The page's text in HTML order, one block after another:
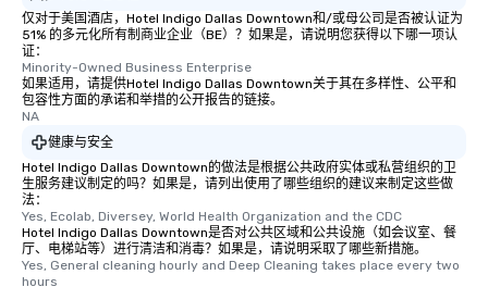
仅对于美国酒店，Hotel Indigo Dallas Downtown和/或母公司是否被认证为
51% 的多元化所有制商业企业（BE）？如果是，请说明您获得以下哪一项认
证：
Minority-Owned Business Enterprise
如果适用，请提供Hotel Indigo Dallas Downtown关于其在多样性、公平和
包容性方面的承诺和举措的公开报告的链接。
NA
健康与安全
Hotel Indigo Dallas Downtown的做法是根据公共政府实体或私营组织的卫
生服务建议制定的吗？如果是，请列出使用了哪些组织的建议来制定这些做
法：
Yes, Ecolab, Diversey, World Health Organization and the CDC
Hotel Indigo Dallas Downtown是否对公共区域和公共设施（如会议室、餐
厅、电梯站等）进行清洁和消毒？如果是，请说明采取了哪些新措施。
Yes, General cleaning hourly and Deep Cleaning takes place every two
hours